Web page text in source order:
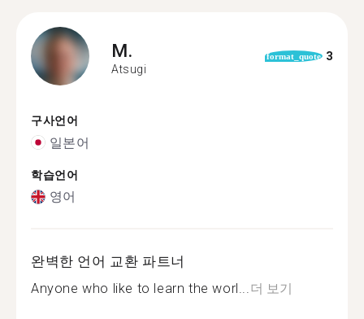
M.
Atsugi
format_quote 3
구사언어
일본어
학습언어
영어
완벽한 언어 교환 파트너
Anyone who like to learn the worl...더 보기